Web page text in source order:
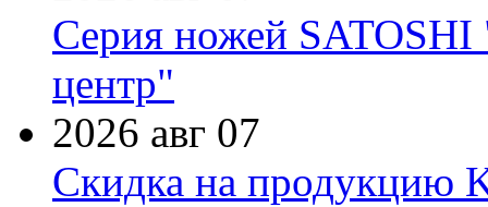
Серия ножей
центр"
2026 авг 07
Скидка на продукцию